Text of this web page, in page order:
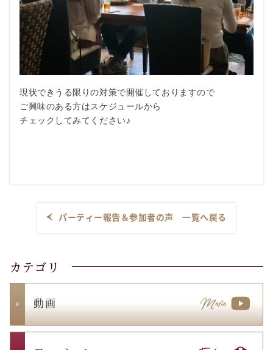
現状できうる限りの対策で開催しておりますので
ご興味のある方はスケジュールから
チェックしてみてください♪
パーティー報告＆参加者の声 一覧へ戻る
カテゴリ
動 画